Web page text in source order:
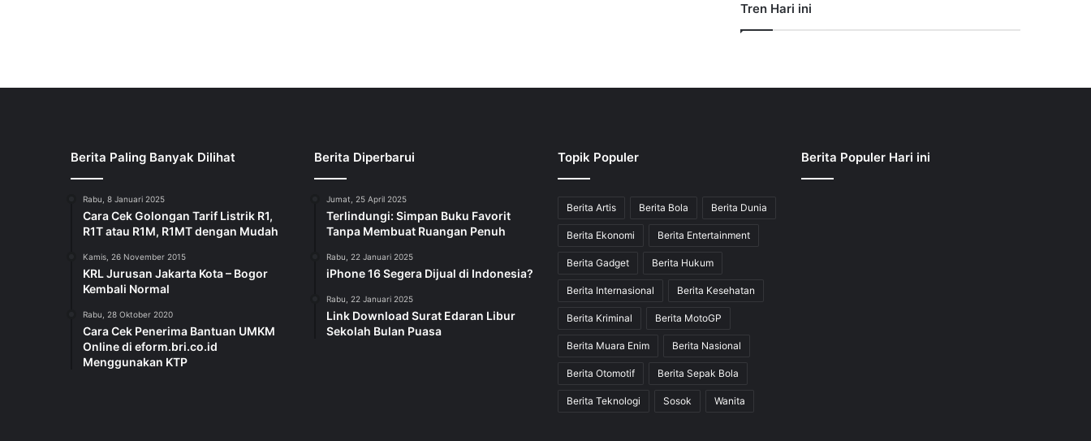
Tren Hari ini
Berita Paling Banyak Dilihat
Rabu, 8 Januari 2025
Cara Cek Golongan Tarif Listrik R1,
R1T atau R1M, R1MT dengan Mudah
Kamis, 26 November 2015
KRL Jurusan Jakarta Kota – Bogor
Kembali Normal
Rabu, 28 Oktober 2020
Cara Cek Penerima Bantuan UMKM
Online di eform.bri.co.id
Menggunakan KTP
Berita Diperbarui
Jumat, 25 April 2025
Terlindungi: Simpan Buku Favorit
Tanpa Membuat Ruangan Penuh
Rabu, 22 Januari 2025
iPhone 16 Segera Dijual di Indonesia?
Rabu, 22 Januari 2025
Link Download Surat Edaran Libur
Sekolah Bulan Puasa
Topik Populer
Berita Artis Berita Bola Berita Dunia
Berita Ekonomi Berita Entertainment
Berita Gadget Berita Hukum
Berita Internasional Berita Kesehatan
Berita Kriminal Berita MotoGP
Berita Muara Enim Berita Nasional
Berita Otomotif Berita Sepak Bola
Berita Teknologi Sosok Wanita
Berita Populer Hari ini